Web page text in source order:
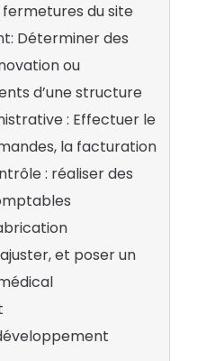
du site
Déterminer des
ou
d’une structure
: Effectuer le
la facturation
: réaliser des
et poser un